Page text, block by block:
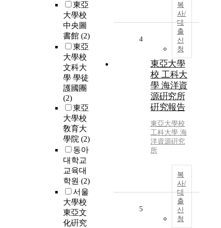
東亞
大學校
中央圖
書館 (2)
東亞
大學校
文科大
學 學徒
護國團
(2)
東亞
大學校
敎育大
學院 (2)
동아
대학교
교육대
학원 (2)
서울
大學校
東亞文
化硏究
복
사/
대
출
신
청
4
東亞大學
校 工科大
學 海洋資
源硏究所
硏究報告
東亞大學校
工科大學 海
洋資源硏究
所
복
사/
대
출
신
청
5